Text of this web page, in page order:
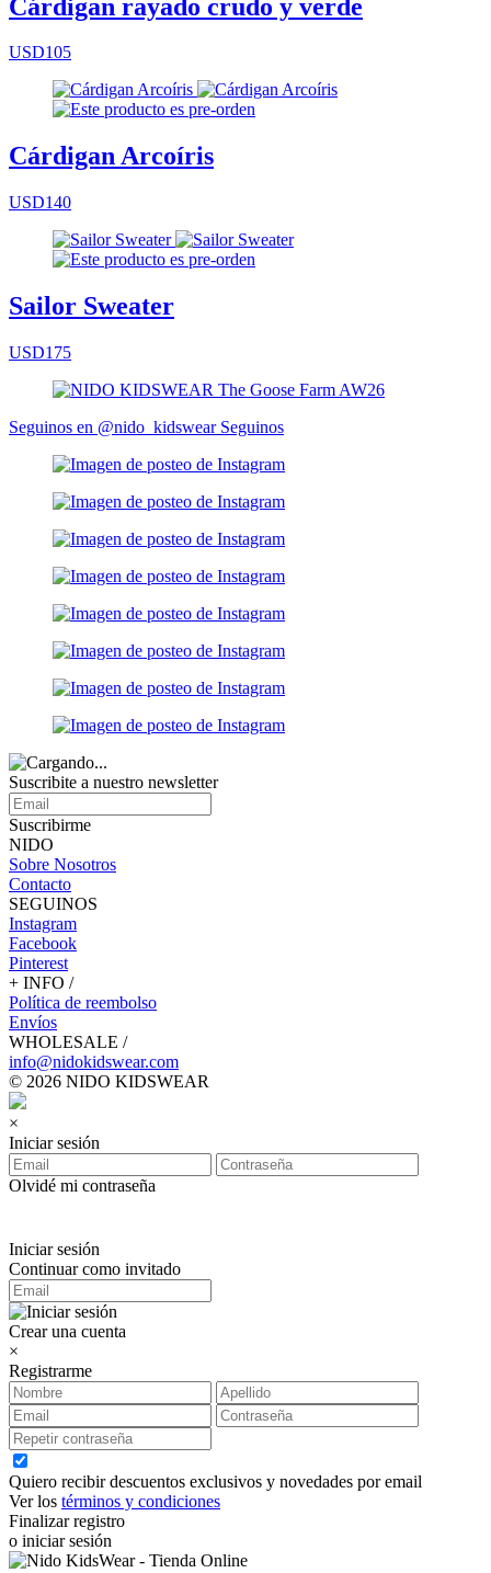
Cárdigan rayado crudo y verde
USD105
Cárdigan Arcoíris
USD140
Sailor Sweater
USD175
Seguinos en @nido_kidswear Seguinos
Suscribite a nuestro newsletter
Suscribirme
NIDO
Sobre Nosotros
Contacto
SEGUINOS
Instagram
Facebook
Pinterest
+ INFO /
Política de reembolso
Envíos
WHOLESALE /
info@nidokidswear.com
© 2026 NIDO KIDSWEAR
×
Iniciar sesión
Olvidé mi contraseña
Iniciar sesión
Continuar como invitado
Crear una cuenta
×
Registrarme
Quiero recibir descuentos exclusivos y novedades por email
Ver los términos y condiciones
Finalizar registro
o iniciar sesión